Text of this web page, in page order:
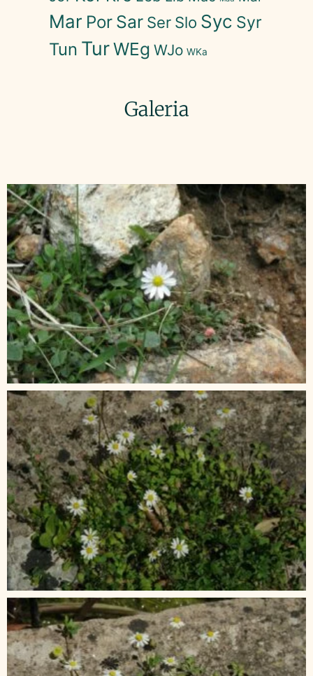
Mar Por Sar Ser Slo Syc Syr
Tun TurWEg WJo WKa
Galeria